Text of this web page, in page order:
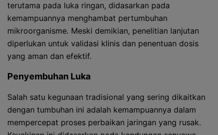
terutama pada luka ringan, didasarkan pada
kemampuannya menghambat pertumbuhan
mikroorganisme. Meski demikian, penelitian lanjutan
diperlukan untuk validasi klinis dan penentuan dosis
yang aman dan efektif.
Penyembuhan Luka
Salah satu kegunaan tradisional yang sering dikaitkan
dengan tumbuhan ini adalah kemampuannya dalam
mempercepat proses perbaikan jaringan yang rusak.